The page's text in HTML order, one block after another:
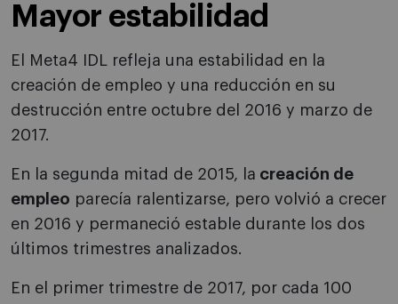
Mayor estabilidad
El Meta4 IDL refleja una estabilidad en la
creación de empleo y una reducción en su
destrucción entre octubre del 2016 y marzo de
2017.
En la segunda mitad de 2015, la creación de
empleo parecía ralentizarse, pero volvió a crecer
en 2016 y permaneció estable durante los dos
últimos trimestres analizados.
En el primer trimestre de 2017, por cada 100